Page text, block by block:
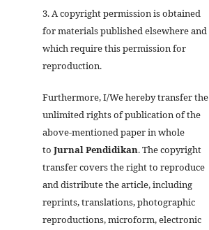
3. A copyright permission is obtained
for materials published elsewhere and
which require this permission for
reproduction.
Furthermore, I/We hereby transfer the
unlimited rights of publication of the
above-mentioned paper in whole
to JurnalPendidikan. The copyright
transfer covers the right to reproduce
and distribute the article, including
reprints, translations, photographic
reproductions, microform, electronic